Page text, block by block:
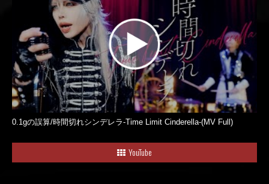
0.1gの誤算/時間切れシンデレラ-Time Limit Cinderella-(MV Full)
YouTube